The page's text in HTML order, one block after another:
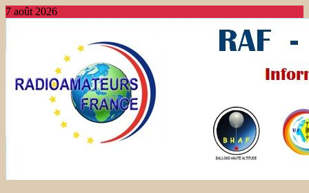
7 août 2026